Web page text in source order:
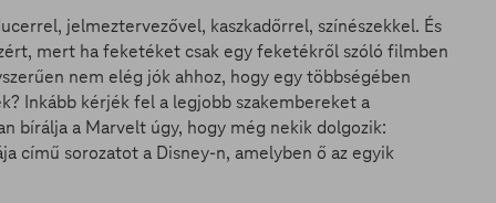
jelmeztervezővel, kaszkadőrrel, színészekkel. És
mert ha feketéket csak egy feketékről szóló filmben
nem elég jók ahhoz, hogy egy többségében
Inkább kérjék fel a legjobb szakembereket a
bírálja a Marvelt úgy, hogy még nekik dolgozik:
című sorozatot a Disney-n, amelyben ő az egyik